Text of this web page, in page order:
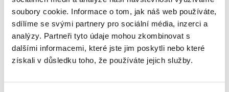
soubory cookie. Informace o tom, jak náš web používáte,
sdílíme se svými partnery pro sociální média, inzerci a
analýzy. Partneři tyto údaje mohou zkombinovat s
dalšími informacemi, které jste jim poskytli nebo které
získali v důsledku toho, že používáte jejich služby.